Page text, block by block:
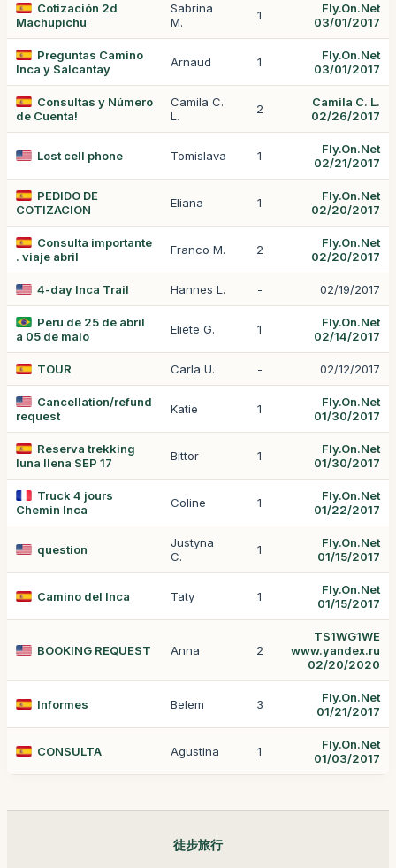
Cotización 2d
Machupichu
Sabrina
M.
1
Fly.On.Net
03/01/2017
Preguntas Camino
Inca y Salcantay
Arnaud 1
Fly.On.Net
03/01/2017
Consultas y Número
de Cuenta!
Camila C.
L.
2
Camila C. L.
02/26/2017
Lost cell phone Tomislava 1
Fly.On.Net
02/21/2017
PEDIDO DE
COTIZACION
Eliana 1
Fly.On.Net
02/20/2017
Consulta importante
. viaje abril
Franco M. 2
Fly.On.Net
02/20/2017
4-day Inca Trail Hannes L. - 02/19/2017
Peru de 25 de abril
a 05 de maio
Eliete G. 1
Fly.On.Net
02/14/2017
TOUR Carla U. - 02/12/2017
Cancellation/refund
request
Katie 1
Fly.On.Net
01/30/2017
Reserva trekking
luna llena SEP 17
Bittor 1
Fly.On.Net
01/30/2017
Truck 4 jours
Chemin Inca
Coline 1
Fly.On.Net
01/22/2017
question
Justyna
C.
1
Fly.On.Net
01/15/2017
Camino del Inca Taty 1
Fly.On.Net
01/15/2017
BOOKING REQUEST Anna 2
TS1WG1WE
www.yandex.ru
02/20/2020
Informes Belem 3
Fly.On.Net
01/21/2017
CONSULTA Agustina 1
Fly.On.Net
01/03/2017
徒步旅行